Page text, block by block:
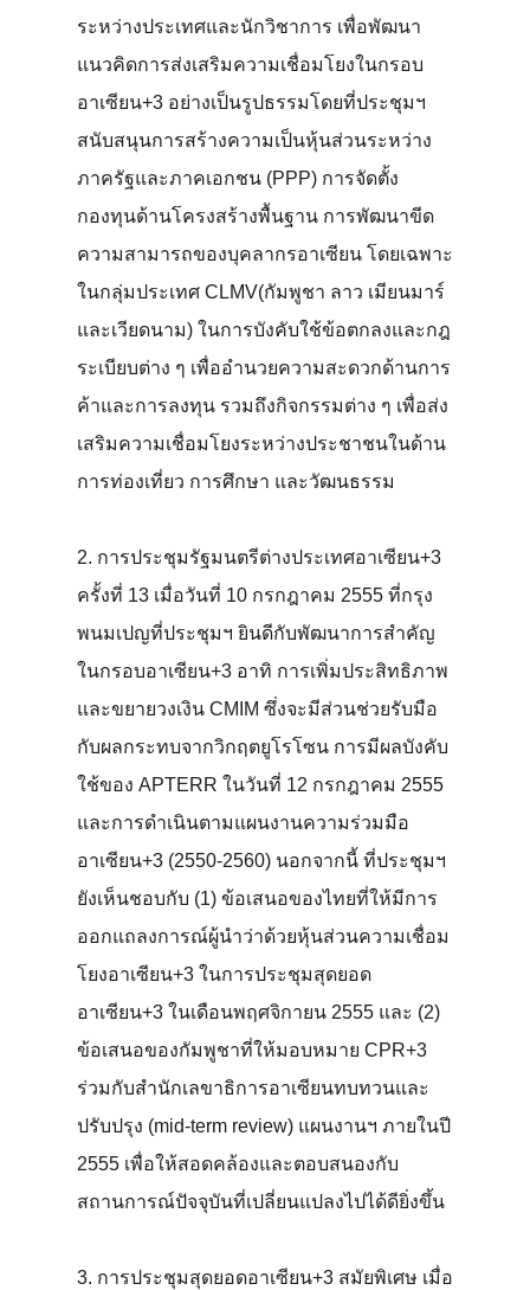
ระหว่างประเทศและนักวิชาการ เพื่อพัฒนา
แนวคิดการส่งเสริมความเชื่อมโยงในกรอบ
อาเซียน+3 อย่างเป็นรูปธรรมโดยที่ประชุมฯ
สนับสนุนการสร้างความเป็นหุ้นส่วนระหว่าง
ภาครัฐและภาคเอกชน (PPP) การจัดตั้ง
กองทุนด้านโครงสร้างพื้นฐาน การพัฒนาขีด
ความสามารถของบุคลากรอาเซียน โดยเฉพาะ
ในกลุ่มประเทศ CLMV(กัมพูชา ลาว เมียนมาร์
และเวียดนาม) ในการบังคับใช้ข้อตกลงและกฎ
ระเบียบต่าง ๆ เพื่ออำนวยความสะดวกด้านการ
ค้าและการลงทุน รวมถึงกิจกรรมต่าง ๆ เพื่อส่ง
เสริมความเชื่อมโยงระหว่างประชาชนในด้าน
การท่องเที่ยว การศึกษา และวัฒนธรรม
2. การประชุมรัฐมนตรีต่างประเทศอาเซียน+3
ครั้งที่ 13 เมื่อวันที่ 10 กรกฎาคม 2555 ที่กรุง
พนมเปญที่ประชุมฯ ยินดีกับพัฒนาการสำคัญ
ในกรอบอาเซียน+3 อาทิ การเพิ่มประสิทธิภาพ
และขยายวงเงิน CMIM ซึ่งจะมีส่วนช่วยรับมือ
กับผลกระทบจากวิกฤตยูโรโซน การมีผลบังคับ
ใช้ของ APTERR ในวันที่ 12 กรกฎาคม 2555
และการดำเนินตามแผนงานความร่วมมือ
อาเซียน+3 (2550-2560) นอกจากนี้ ที่ประชุมฯ
ยังเห็นชอบกับ (1) ข้อเสนอของไทยที่ให้มีการ
ออกแถลงการณ์ผู้นำว่าด้วยหุ้นส่วนความเชื่อม
โยงอาเซียน+3 ในการประชุมสุดยอด
อาเซียน+3 ในเดือนพฤศจิกายน 2555 และ (2)
ข้อเสนอของกัมพูชาที่ให้มอบหมาย CPR+3
ร่วมกับสำนักเลขาธิการอาเซียนทบทวนและ
ปรับปรุง (mid-term review) แผนงานฯ ภายในปี
2555 เพื่อให้สอดคล้องและตอบสนองกับ
สถานการณ์ปัจจุบันที่เปลี่ยนแปลงไปได้ดียิ่งขึ้น
3. การประชุมสุดยอดอาเซียน+3 สมัยพิเศษ เมื่อ